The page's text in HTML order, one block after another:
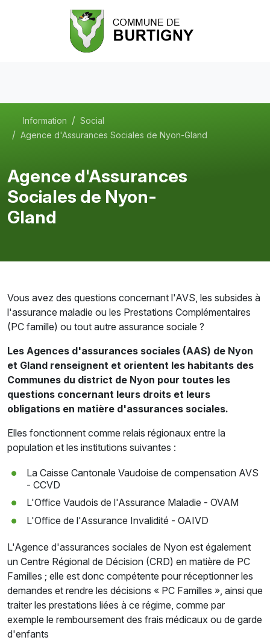
Information
Social
Agence d'Assurances Sociales de Nyon-Gland
Agence d'Assurances
Sociales de Nyon-
Gland
Vous avez des questions concernant l'AVS, les subsides à
l'assurance maladie ou les Prestations Complémentaires
(PC famille) ou tout autre assurance sociale ?
Les Agences d'assurances sociales (AAS) de Nyon
et Gland renseignent et orientent les habitants des
Communes du district de Nyon pour toutes les
questions concernant leurs droits et leurs
obligations en matière d'assurances sociales.
Elles fonctionnent comme relais régionaux entre la
population et les institutions suivantes :
La Caisse Cantonale Vaudoise de compensation AVS
- CCVD
L'Office Vaudois de l'Assurance Maladie - OVAM
L'Office de l'Assurance Invalidité - OAIVD
L'Agence d'assurances sociales de Nyon est également
un Centre Régional de Décision (CRD) en matière de PC
Familles ; elle est donc compétente pour réceptionner les
demandes et rendre les décisions « PC Familles », ainsi que
traiter les prestations liées à ce régime, comme par
exemple le remboursement des frais médicaux ou de garde
d'enfants